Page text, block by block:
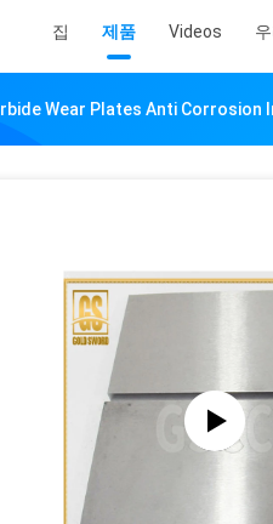
집 제품 Videos
Wear Plates Anti Corrosion